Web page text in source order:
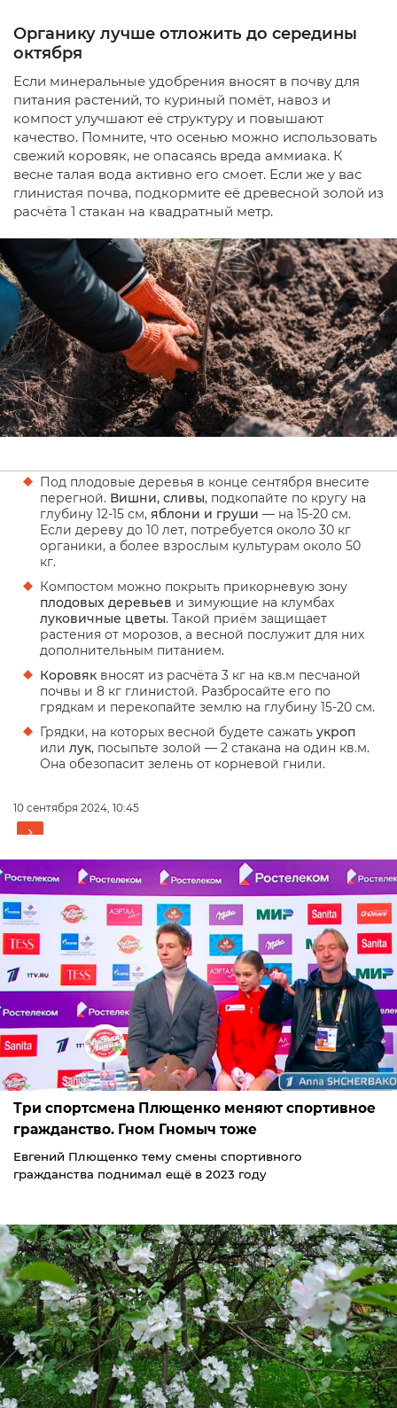
Органику лучше отложить до середины
октября
Если минеральные удобрения вносят в почву для
питания растений, то куриный помёт, навоз и
компост улучшают её структуру и повышают
качество. Помните, что осенью можно использовать
свежий коровяк, не опасаясь вреда аммиака. К
весне талая вода активно его смоет. Если же у вас
глинистая почва, подкормите её древесной золой из
расчёта 1 стакан на квадратный метр.
Под плодовые деревья в конце сентября внесите
перегной. Вишни, сливы, подкопайте по кругу на
глубину 12-15 см, яблони и груши — на 15-20 см.
Если дереву до 10 лет, потребуется около 30 кг
органики, а более взрослым культурам около 50
кг.
Компостом можно покрыть прикорневую зону
плодовых деревьев и зимующие на клумбах
луковичные цветы. Такой приём защищает
растения от морозов, а весной послужит для них
дополнительным питанием.
Коровяк вносят из расчёта 3 кг на кв.м песчаной
почвы и 8 кг глинистой. Разбросайте его по
грядкам и перекопайте землю на глубину 15-20 см.
Грядки, на которых весной будете сажать укроп
или лук, посыпьте золой — 2 стакана на один кв.м.
Она обезопасит зелень от корневой гнили.
10 сентября 2024, 10:45
Три спортсмена Плющенко меняют спортивное
гражданство. Гном Гномыч тоже
Евгений Плющенко тему смены спортивного
гражданства поднимал ещё в 2023 году